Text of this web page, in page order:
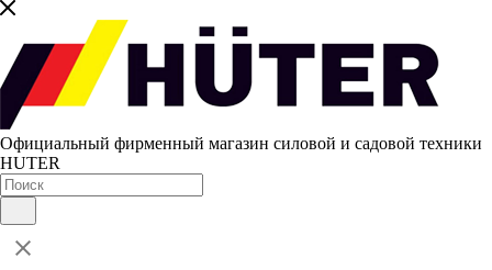
Официальный фирменный магазин силовой и садовой техники
HUTER